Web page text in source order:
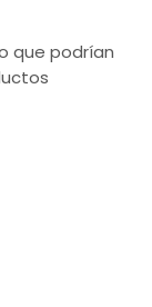
que podrían